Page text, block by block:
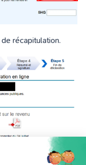
récapitulation.